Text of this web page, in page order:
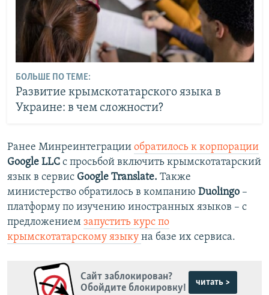
БОЛЬШЕ ПО ТЕМЕ:
Развитие крымскотатарского языка в
Украине: в чем сложности?
Ранее Минреинтеграции обратилось к корпорации
Google LLC с просьбой включить крымскотатарский
язык в сервис Google Translate. Также
министерство обратилось в компанию Duolingo –
платформу по изучению иностранных языков – с
предложением запустить курс по
крымскотатарскому языку на базе их сервиса.
Сайт заблокирован?
Обойдите блокировку!
читать >